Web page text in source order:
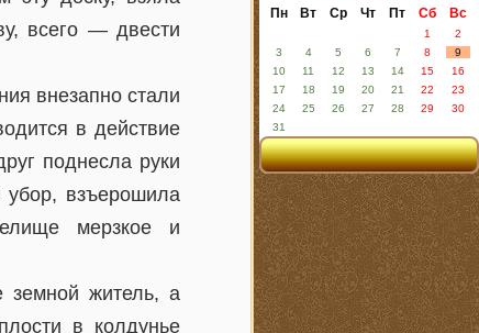
всего — двести
внезапно стали
в действие
поднесла руки
убор, взъерошила
мерзкое и
земной житель, а
в колдунье
Пн Вт Ср Чт Пт Сб Вс
1
2
3
4 5 6 7 8
9
10
11 12 13 14 15
16
17
18 19 20 21 22
23
24
25 26 27 28 29
30
31